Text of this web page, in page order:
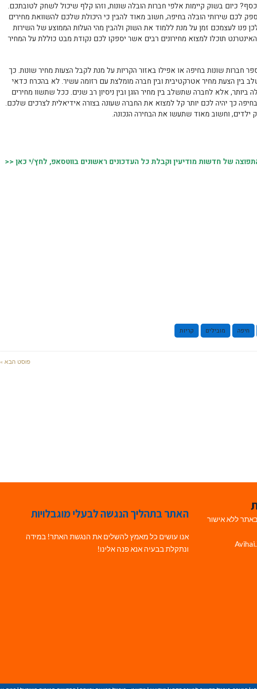
כיום בשוק קיימות אלפי חברות הובלה שונות, וזהו קלף שיכול לשחק לטובתכם.
לכם שירותי הובלה בחיפה, חשוב מאוד להבין כי היכולת שלכם להשוואת מחירים
פנו לעצמכם זמן על מנת ללמוד את השוק ולהבין מהי העלות הממוצע של השירות
תוכלו למצוא מחירונים רבים אשר יספקו לכם נקודת מבט כוללת על המחיר
חברות שונות בחיפה או אפילו באזור הקריות על מנת לקבל הצעות מחיר שונות. כך
בין הצעת מחיר אטרקטיבית ובין חברה מומלצת עם רזומה עשיר. לא בהכרח כדאי
ביותר, אלא לחברה שתשלב בין מחיר הוגן ובין ניסיון רב שנים. ככל שתשוו מחירים
בחיפה כך יהיה לכם יותר קל למצוא את החברה שעונה בצורה אידיאלית לצרכים שלכם.
ילדים, וחשוב מאוד שתעשו את הבחירה הנכונה.
של חדשות מודיעין וקבלת כל העדכונים ראשונים בווטסאפ, לחץ/י כאן <<
חיפה מובילים קריות
פוסט הבא »
ללא אישור
האתר בתהליך הנגשה לבעלי מוגבלויות
אנו עושים כל מאמץ להשלים את הנגשת האתר! במידה
ונתקלת בבעיה אנא פנה אלינו!